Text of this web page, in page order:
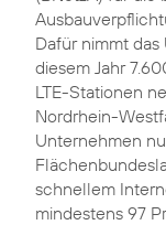
Dafür nimmt
diesem Jahr
LTE-Stationen
Nordrhein-
Unternehmen
schnellem
mindestens 97